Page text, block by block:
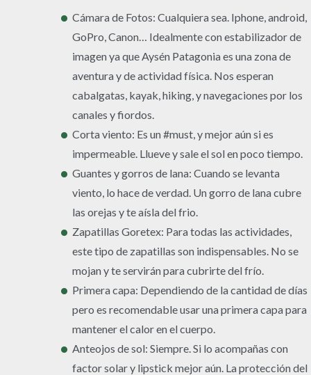
Cámara de Fotos: Cualquiera sea. Iphone, android,
GoPro, Canon… Idealmente con estabilizador de
imagen ya que Aysén Patagonia es una zona de
aventura y de actividad física. Nos esperan
cabalgatas, kayak, hiking, y navegaciones por los
canales y fiordos.
Corta viento: Es un #must, y mejor aún si es
impermeable. Llueve y sale el sol en poco tiempo.
Guantes y gorros de lana: Cuando se levanta
viento, lo hace de verdad. Un gorro de lana cubre
las orejas y te aísla del frio.
Zapatillas Goretex: Para todas las actividades,
este tipo de zapatillas son indispensables. No se
mojan y te servirán para cubrirte del frío.
Primera capa: Dependiendo de la cantidad de días
pero es recomendable usar una primera capa para
mantener el calor en el cuerpo.
Anteojos de sol: Siempre. Si lo acompañas con
factor solar y lipstick mejor aún. La protección del